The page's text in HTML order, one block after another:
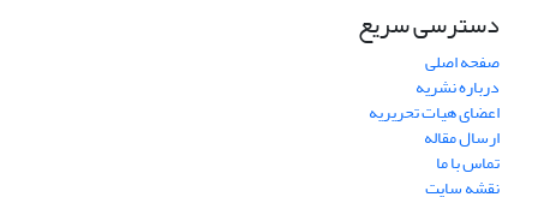
دسترسی سریع
صفحه اصلی
درباره نشریه
اعضای هیات تحریریه
ارسال مقاله
تماس با ما
نقشه سایت